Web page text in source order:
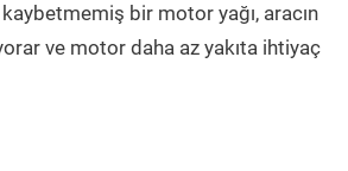
bir motor yağı, aracın
ve motor daha az yakıta ihtiyaç